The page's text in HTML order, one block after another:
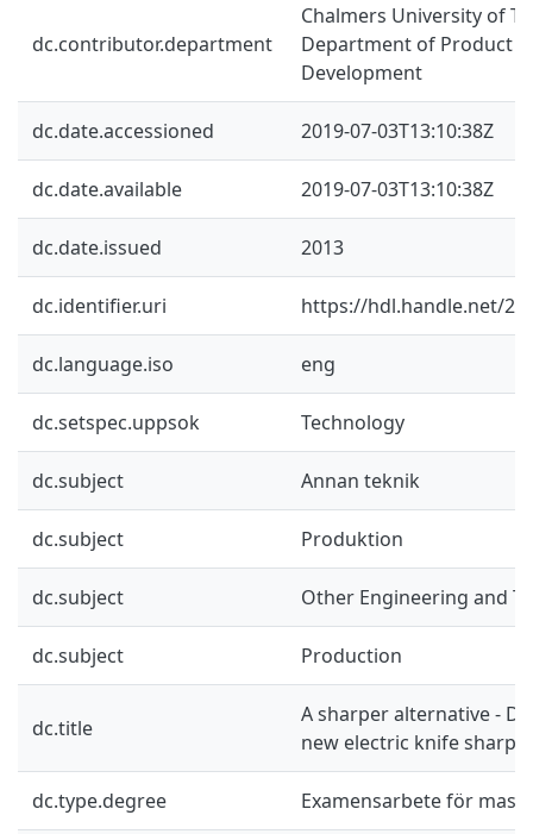
dc.contributor.department
Chalmers University of
Department of Product
Development
dc.date.accessioned 2019-07-03T13:10:38Z
dc.date.available 2019-07-03T13:10:38Z
dc.date.issued 2013
dc.identifier.uri https://hdl.handle.net/
dc.language.iso eng
dc.setspec.uppsok Technology
dc.subject Annan teknik
dc.subject Produktion
dc.subject Other Engineering and
dc.subject Production
dc.title
A sharper alternative -
new electric knife
dc.type.degree Examensarbete för